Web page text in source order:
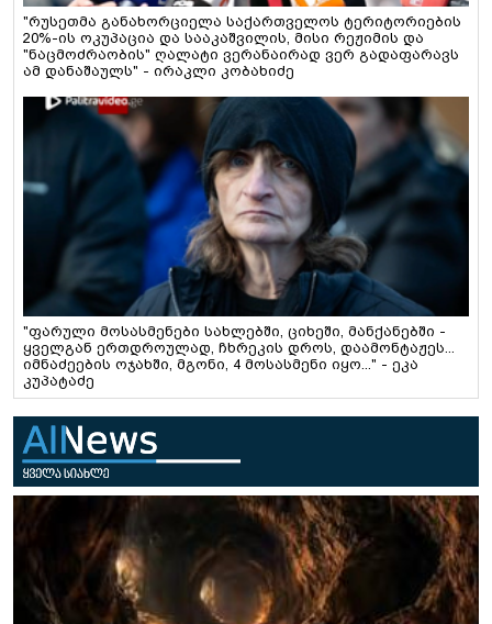
"რუსეთმა განახორციელა საქართველოს ტერიტორიების
20%-ის ოკუპაცია და სააკაშვილის, მისი რეჟიმის და
"ნაცმოძრაობის" ღალატი ვერანაირად ვერ გადაფარავს
ამ დანაშაულს" - ირაკლი კობახიძე
"ფარული მოსასმენები სახლებში, ციხეში, მანქანებში -
ყველგან ერთდროულად, ჩხრეკის დროს, დაამონტაჟეს...
იმნაძეების ოჯახში, მგონი, 4 მოსასმენი იყო..." - ეკა
კუპატაძე